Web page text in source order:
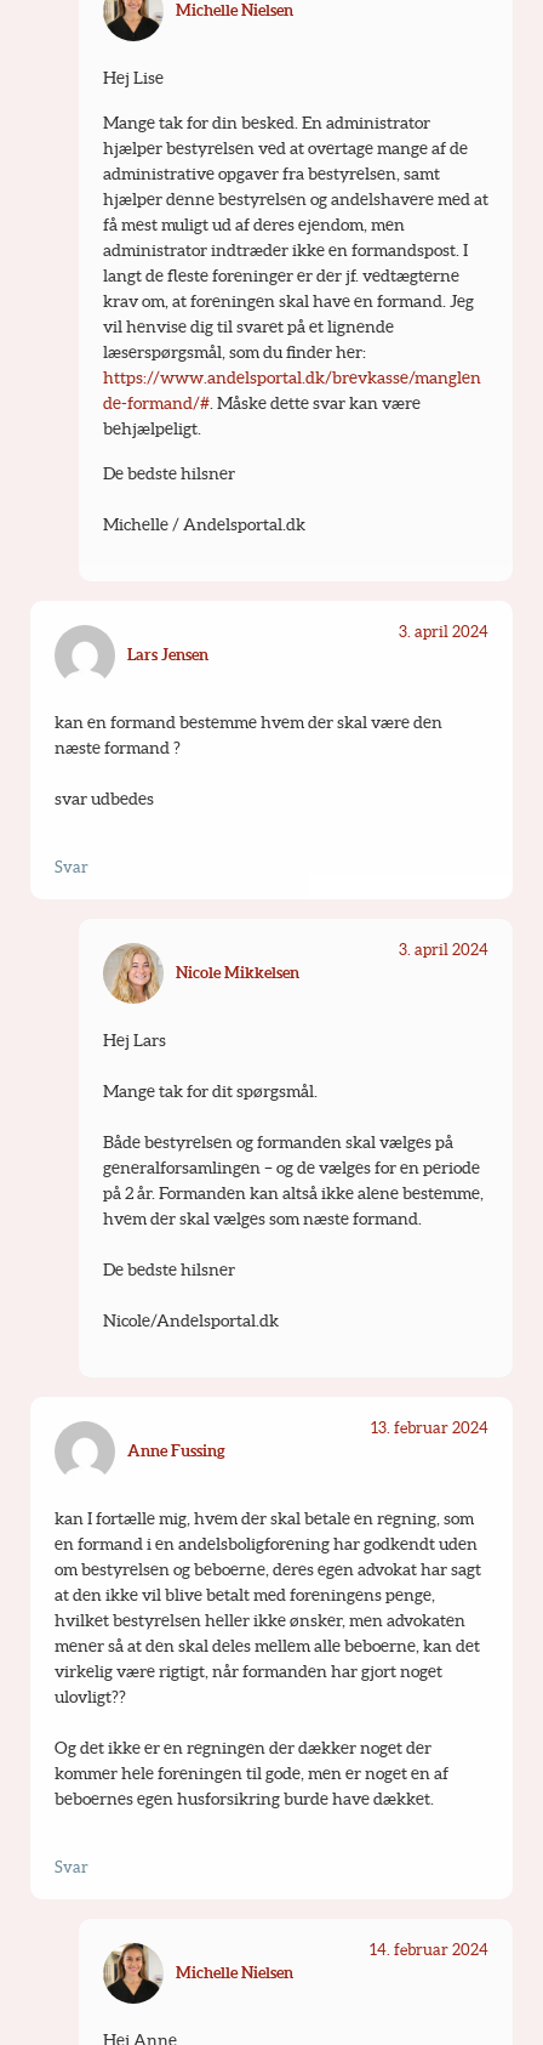
Michelle Nielsen
Hej Lise
Mange tak for din besked. En administrator
hjælper bestyrelsen ved at overtage mange af de
administrative opgaver fra bestyrelsen, samt
hjælper denne bestyrelsen og andelshavere med at
få mest muligt ud af deres ejendom, men
administrator indtræder ikke en formandspost. I
langt de fleste foreninger er der jf. vedtægterne
krav om, at foreningen skal have en formand. Jeg
vil henvise dig til svaret på et lignende
læserspørgsmål, som du finder her:
https://www.andelsportal.dk/brevkasse/manglen
de-formand/#. Måske dette svar kan være
behjælpeligt.
De bedste hilsner
Michelle / Andelsportal.dk
Lars Jensen
3. april 2024
kan en formand bestemme hvem der skal være den
næste formand ?
svar udbedes
Svar
Nicole Mikkelsen
3. april 2024
Hej Lars
Mange tak for dit spørgsmål.
Både bestyrelsen og formanden skal vælges på
generalforsamlingen – og de vælges for en periode
på 2 år. Formanden kan altså ikke alene bestemme,
hvem der skal vælges som næste formand.
De bedste hilsner
Nicole/Andelsportal.dk
Anne Fussing
13. februar 2024
kan I fortælle mig, hvem der skal betale en regning, som
en formand i en andelsboligforening har godkendt uden
om bestyrelsen og beboerne, deres egen advokat har sagt
at den ikke vil blive betalt med foreningens penge,
hvilket bestyrelsen heller ikke ønsker, men advokaten
mener så at den skal deles mellem alle beboerne, kan det
virkelig være rigtigt, når formanden har gjort noget
ulovligt??
Og det ikke er en regningen der dækker noget der
kommer hele foreningen til gode, men er noget en af
beboernes egen husforsikring burde have dækket.
Svar
Michelle Nielsen
14. februar 2024
Hej Anne